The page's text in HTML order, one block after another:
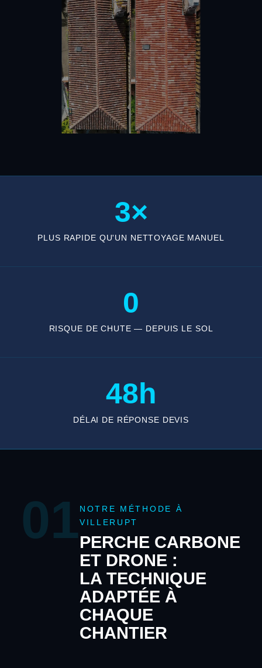
3×
PLUS RAPIDE QU'UN NETTOYAGE MANUEL
0
RISQUE DE CHUTE — DEPUIS LE SOL
48h
DÉLAI DE RÉPONSE DEVIS
01 NOTRE MÉTHODE À
VILLERUPT
PERCHE CARBONE
ET DRONE :
LA TECHNIQUE
ADAPTÉE À
CHAQUE
CHANTIER